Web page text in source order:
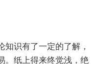
知识有了一定的了解，
。纸上得来终觉浅，绝